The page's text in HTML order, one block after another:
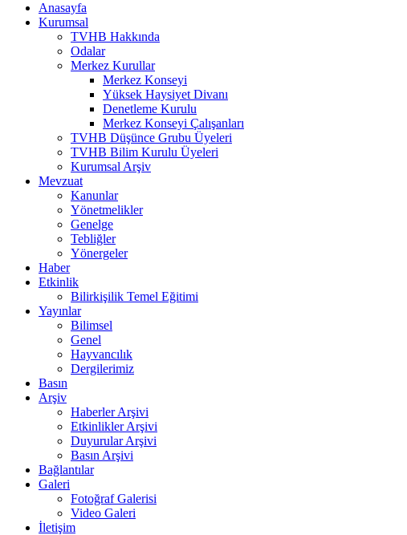
Anasayfa
Kurumsal
TVHB Hakkında
Odalar
Merkez Kurullar
Merkez Konseyi
Yüksek Haysiyet Divanı
Denetleme Kurulu
Merkez Konseyi Çalışanları
TVHB Düşünce Grubu Üyeleri
TVHB Bilim Kurulu Üyeleri
Kurumsal Arşiv
Mevzuat
Kanunlar
Yönetmelikler
Genelge
Tebliğler
Yönergeler
Haber
Etkinlik
Bilirkişilik Temel Eğitimi
Yayınlar
Bilimsel
Genel
Hayvancılık
Dergilerimiz
Basın
Arşiv
Haberler Arşivi
Etkinlikler Arşivi
Duyurular Arşivi
Basın Arşivi
Bağlantılar
Galeri
Fotoğraf Galerisi
Video Galeri
İletişim